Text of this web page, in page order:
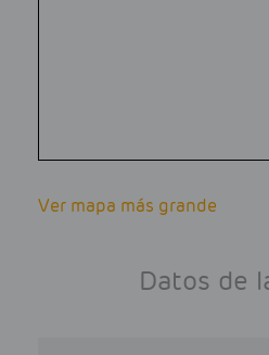
Ver mapa más grande
Datos de